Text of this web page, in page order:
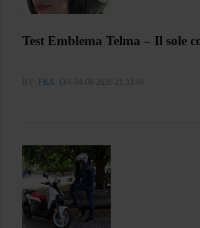
Test Emblema Telma – Il sole
BY FRA ON 04-08-2026 21:53:46